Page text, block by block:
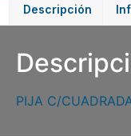
Descripción
PIJA C/